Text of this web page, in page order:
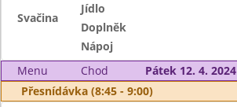
Svačina
Jídlo
Doplněk
Nápoj
Menu
Chod
Pátek 12. 4. 2024
Přesnídávka (8:45 - 9:00)